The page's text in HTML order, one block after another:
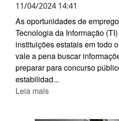
11/04/2024 14:41
As oportunidades de
Tecnologia da Informação
instituições estatais em todo
vale a pena buscar
preparar para concurso
estabilidad...
Leia mais